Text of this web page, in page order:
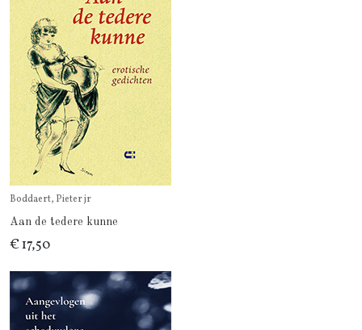
Boddaert, Pieter jr
Aan de tedere kunne
€ 17,50